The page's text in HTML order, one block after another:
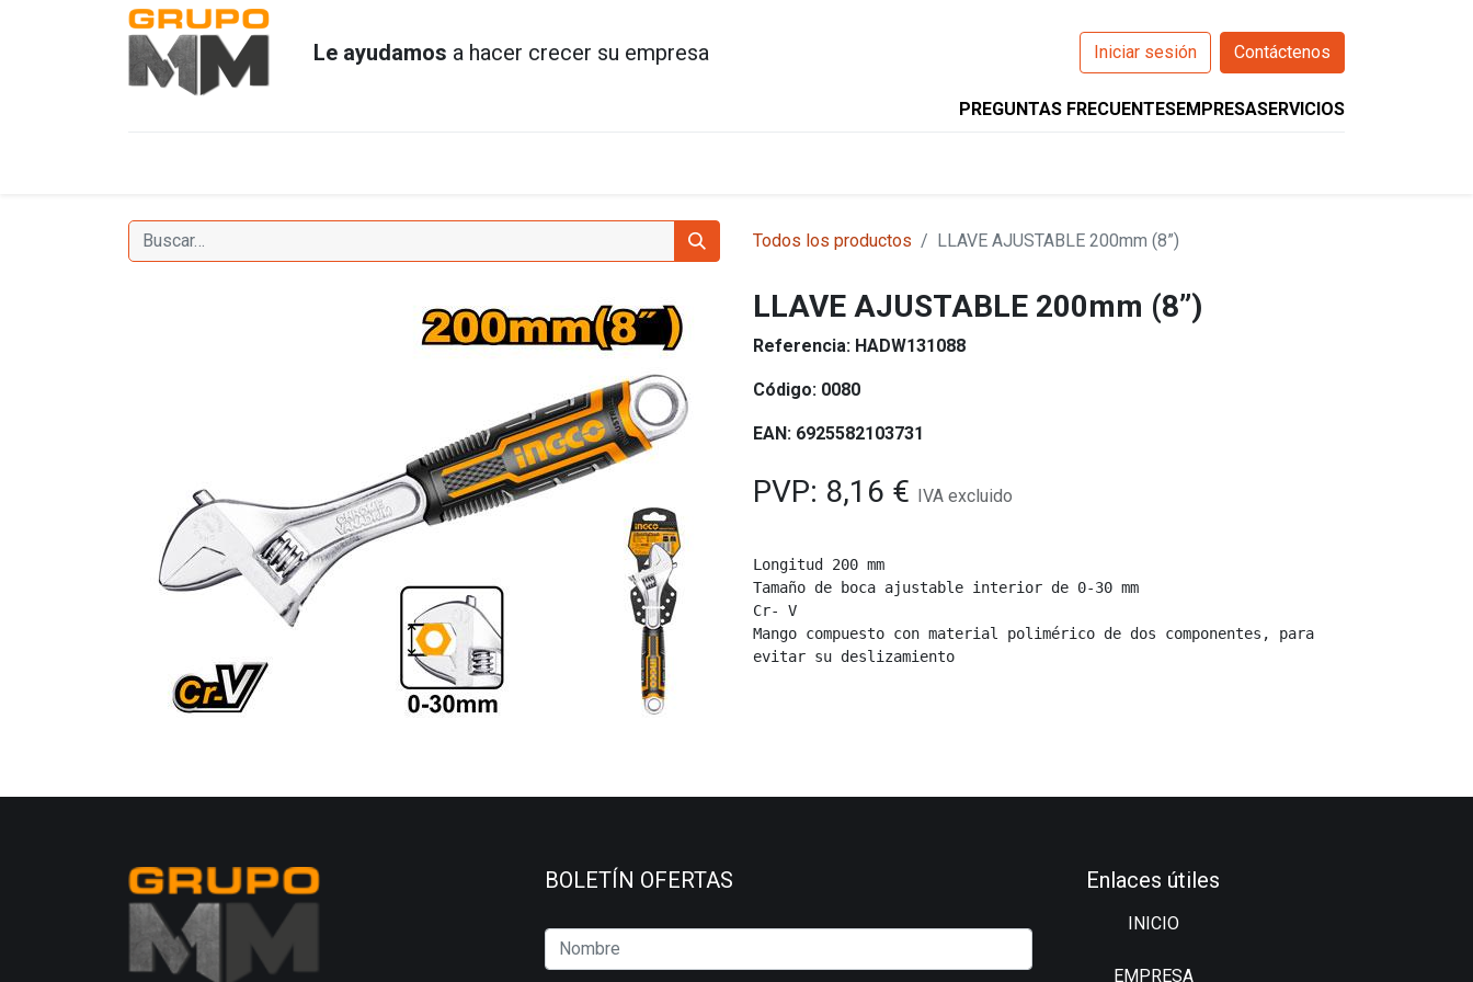
Le ayudamos a hacer crecer su empresa Iniciar sesión Contáctenos
PREGUNTAS FRECUENTESEMPRESASERVICIOS
Todos los productos LLAVE AJUSTABLE 200mm (8”)
LLAVE AJUSTABLE 200mm (8”)
Referencia: HADW131088
Código: 0080
EAN: 6925582103731
PVP: 8,16 € IVA excluido
Longitud 200 mm
Tamaño de boca ajustable interior de 0-30 mm
Cr- V
Mango compuesto con material polimérico de dos componentes, para
evitar su deslizamiento
BOLETÍN OFERTAS Enlaces útiles
INICIO
EMPRESA